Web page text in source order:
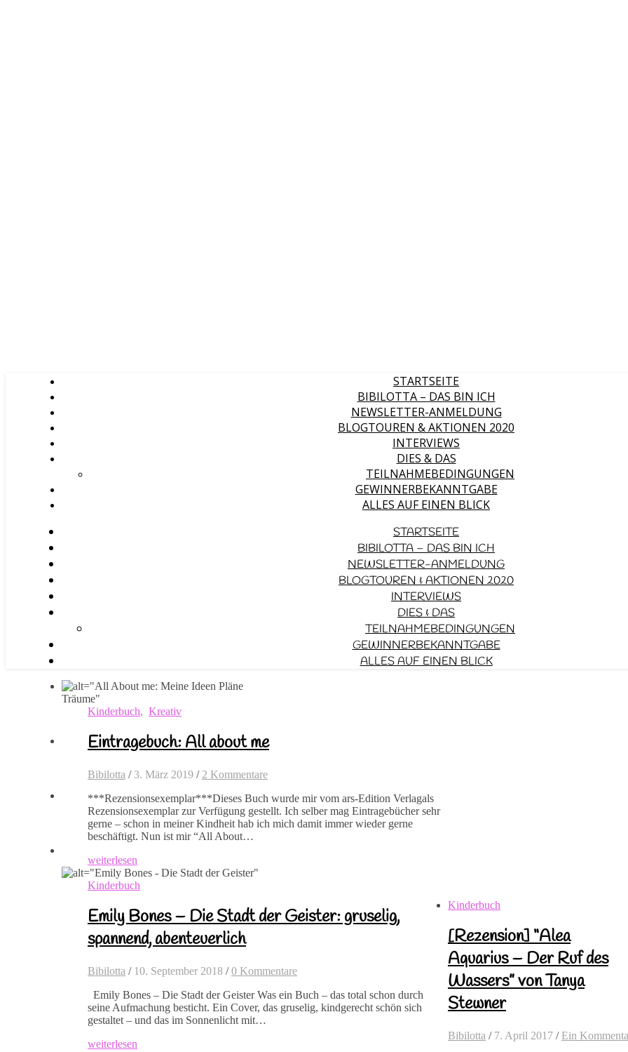
STARTSEITE
BIBILOTTA – DAS BIN ICH
NEWSLETTER-ANMELDUNG
BLOGTOUREN & AKTIONEN 2020
INTERVIEWS
DIES & DAS
TEILNAHMEBEDINGUNGEN
GEWINNERBEKANNTGABE
ALLES AUF EINEN BLICK
STARTSEITE
BIBILOTTA – DAS BIN ICH
NEWSLETTER-ANMELDUNG
BLOGTOUREN & AKTIONEN 2020
INTERVIEWS
DIES & DAS
TEILNAHMEBEDINGUNGEN
GEWINNERBEKANNTGABE
ALLES AUF EINEN BLICK
Kinderbuch, Kreativ
Eintragebuch: All about me
Bibilotta / 3. März 2019 / 2 Kommentare
***Rezensionsexemplar***Dieses Buch wurde mir vom ars-Edition Verlagals
Rezensionsexemplar zur Verfügung gestellt. Ich selber mag Eintragebücher sehr
gerne – schon in meiner Kindheit hab ich mich damit immer wieder gerne
beschäftigt. Nun ist mir “All About…
weiterlesen
Kinderbuch
Emily Bones – Die Stadt der Geister: gruselig,
spannend, abenteuerlich
Bibilotta / 10. September 2018 / 0 Kommentare
Emily Bones – Die Stadt der Geister Was ein Buch – das total schon durch
seine Aufmachung besticht. Ein Cover, das gruselig, kindgerecht schön sich
gestaltet – und das im Sonnenlicht mit…
weiterlesen
Kinderbuch
[Rezension] “Alea
Aquarius – Der Ruf des
Wassers” von Tanya
Stewner
Bibilotta / 7. April 2017 / Ein